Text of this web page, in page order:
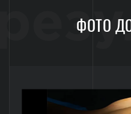
ФОТО